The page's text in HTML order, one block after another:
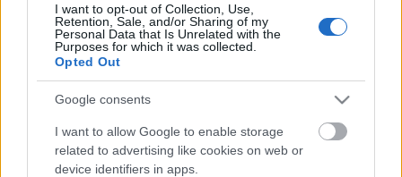
I want to opt-out of Collection, Use,
Retention, Sale, and/or Sharing of my
Personal Data that Is Unrelated with the
Purposes for which it was collected.
Opted Out
Google consents
I want to allow Google to enable storage
related to advertising like cookies on web or
device identifiers in apps.
HIRDETÉS